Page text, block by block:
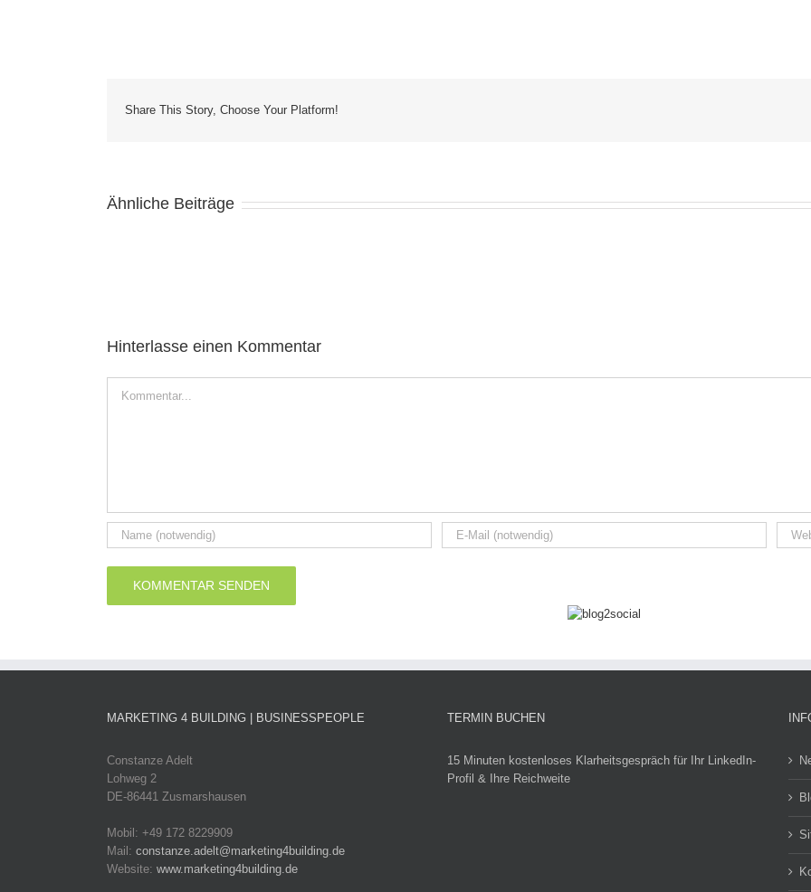
Share This Story, Choose Your Platform!
Ähnliche Beiträge
Hinterlasse einen Kommentar
MARKETING 4 BUILDING | BUSINESSPEOPLE
Constanze Adelt
Lohweg 2
DE-86441 Zusmarshausen
Mobil: +49 172 8229909
Mail: constanze.adelt@marketing4building.de
Website: www.marketing4building.de
TERMIN BUCHEN
15 Minuten kostenloses Klarheitsgespräch für Ihr LinkedIn-
Profil & Ihre Reichweite